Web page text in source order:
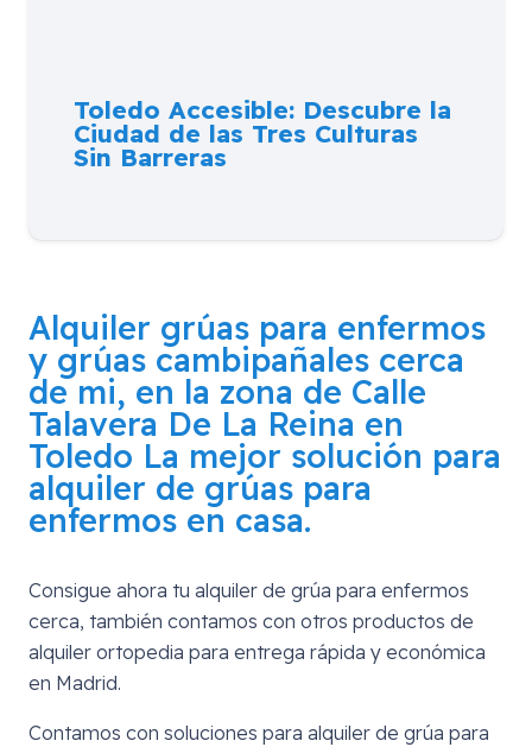
Toledo Accesible: Descubre la
Ciudad de las Tres Culturas
Sin Barreras
Alquiler grúas para enfermos
y grúas cambipañales cerca
de mi, en la zona de Calle
Talavera De La Reina en
Toledo La mejor solución para
alquiler de grúas para
enfermos en casa.
Consigue ahora tu alquiler de grúa para enfermos
cerca, también contamos con otros productos de
alquiler ortopedia para entrega rápida y económica
en Madrid.
Contamos con soluciones para alquiler de grúa para